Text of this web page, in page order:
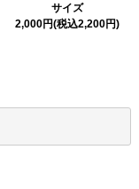
サイズ
2,000円(税込2,200円)